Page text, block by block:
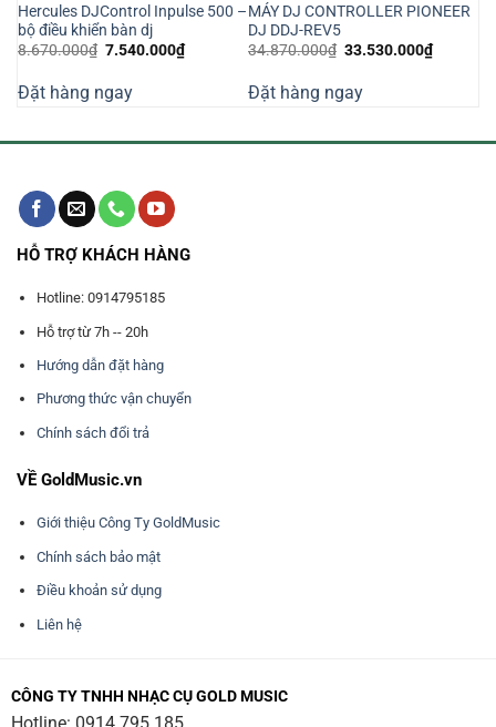
Hercules DJControl Inpulse 500 –
bộ điều khiển bàn dj
8.670.000₫ Giá
8.670.000₫.
7.540.000₫Giá
hiện
7.540.000₫.
Đặt hàng ngay
MÁY DJ CONTROLLER PIONEER
DJ DDJ-REV5
34.870.000₫ Giá
34.870.000₫.
33.530.000₫Giá
hiện
Đặt hàng ngay
HỖ TRỢ KHÁCH HÀNG
Hotline: 0914795185
Hỗ trợ từ 7h -- 20h
Hướng dẫn đặt hàng
Phương thức vận chuyển
Chính sách đổi trả
VỀ GoldMusic.vn
Giới thiệu Công Ty GoldMusic
Chính sách bảo mật
Điều khoản sử dụng
Liên hệ
CÔNG TY TNHH NHẠC CỤ GOLD MUSIC